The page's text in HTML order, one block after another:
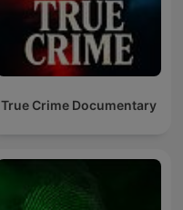
True Crime Documentary